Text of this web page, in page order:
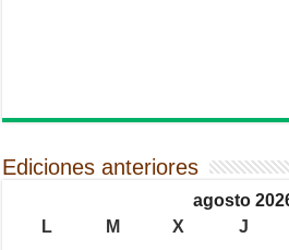
Ediciones anteriores
agosto
L
M X J